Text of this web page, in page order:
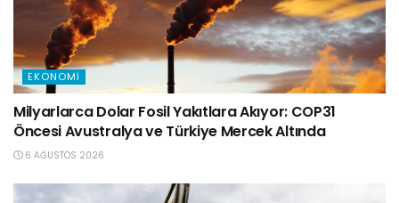
EKONOMI
Milyarlarca Dolar Fosil Yakıtlara Akıyor: COP31
Öncesi Avustralya ve Türkiye Mercek Altında
6 AĞUSTOS 2026